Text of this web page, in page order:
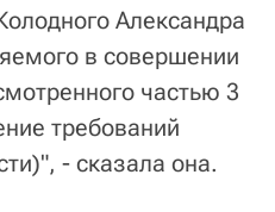
Александра
в совершении
частью 3
требований
- сказала она.